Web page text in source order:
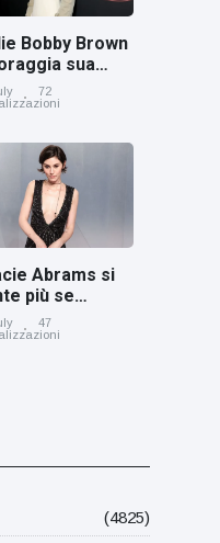
Bobby Brown
sua
ad essere
72
Abrams si
più se
con i capelli
47
(4825)